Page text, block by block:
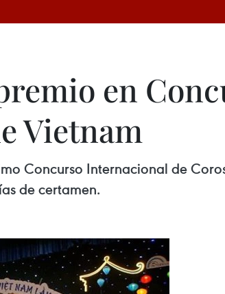
en
Vietnam
Concurso Internacional de
de certamen.